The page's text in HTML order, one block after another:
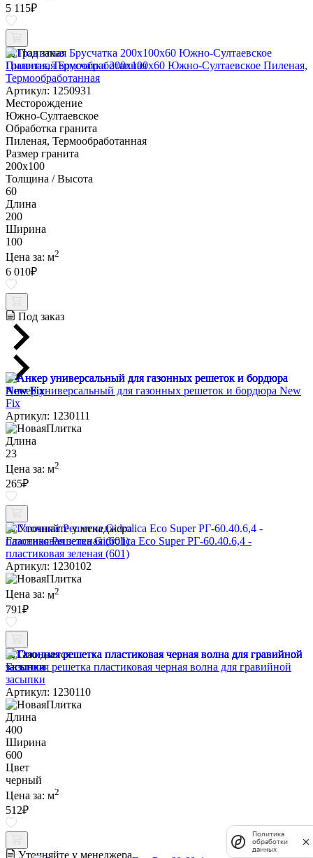
5 115₽
Под заказ
Гранитная Брусчатка 200х100x60 Южно-Султаевское Пиленая,
Термообработанная
Артикул: 1250931
Месторождение
Южно-Султаевское
Обработка гранита
Пиленая, Термообработанная
Размер гранита
200х100
Толщина / Высота
60
Длина
200
Ширина
100
Цена за: м2
6 010₽
Под заказ
Анкер универсальный для газонных решеток и бордюра New
Fix
Артикул: 1230111
Длина
23
Цена за: м2
265₽
Уточняйте у менеджера
Газонная Решетка Gidrolica Eco Super РГ-60.40.6,4 -
пластиковая зеленая (601)
Артикул: 1230102
Цена за: м2
791₽
Ожидается
Газонная решетка пластиковая черная волна для гравийной
засыпки
Артикул: 1230110
Длина
400
Ширина
600
Цвет
черный
Цена за: м2
512₽
Уточняйте у менеджера
Политика
обработки
данных